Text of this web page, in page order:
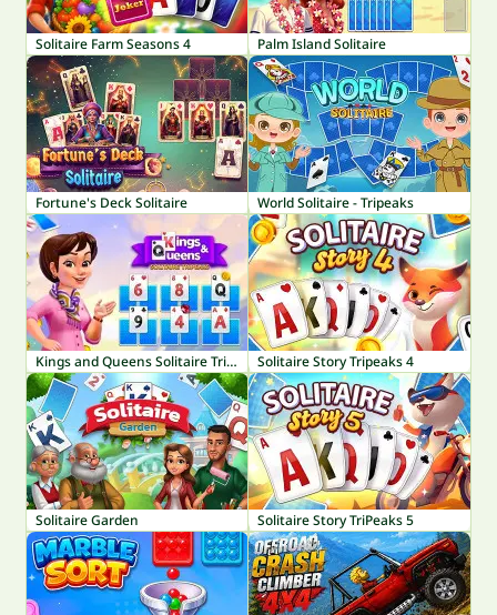
Solitaire Farm Seasons 4 Palm Island Solitaire
Fortune's Deck Solitaire World Solitaire - Tripeaks
Kings and Queens Solitaire TriPeaks Solitaire Story Tripeaks 4
Solitaire Garden Solitaire Story TriPeaks 5